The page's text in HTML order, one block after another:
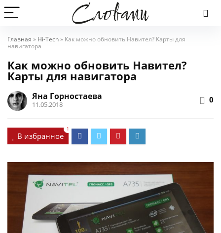
Главная » Hi-Tech» Как можно обновить Навител? Карты для
навигатора
Как можно обновить Навител?
Карты для навигатора
Яна Горностаева
11.05.2018 0
В избранное
1